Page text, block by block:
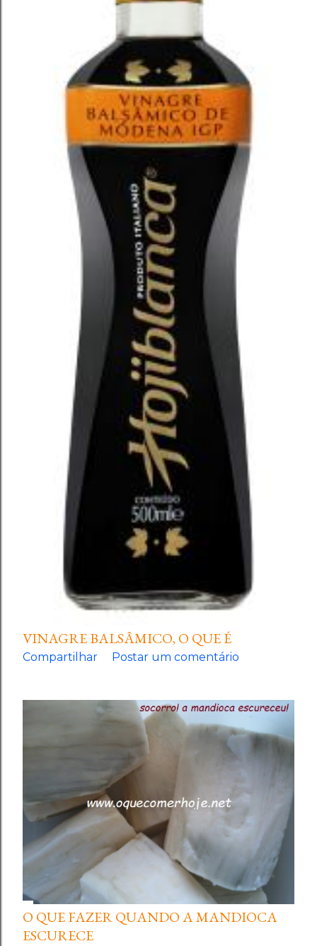
VINAGRE BALSÂMICO, O QUE É
Compartilhar Postar um comentário
O QUE FAZER QUANDO A MANDIOCA
ESCURECE